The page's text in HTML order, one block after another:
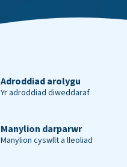
Adroddiad arolygu
Yr adroddiad diweddaraf
Manylion darparwr
Manylion cyswllt a lleoliad